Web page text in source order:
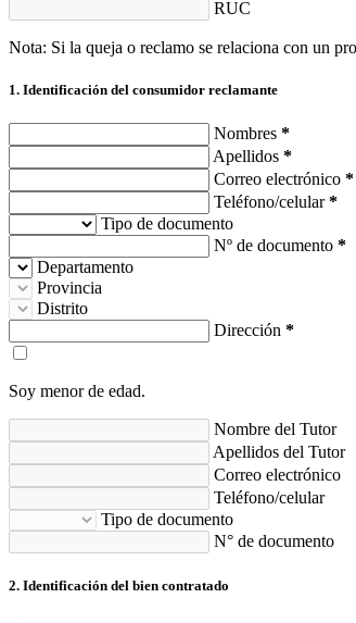
RUC
Nota: Si la queja o reclamo se relaciona con un
1. Identificación del consumidor reclamante
Nombres *
Apellidos *
Correo electrónico *
Teléfono/celular*
Tipo de documento
Nº de documento *
Departamento
Provincia
Distrito
Dirección *
Soy menor de edad.
Nombre del Tutor
Apellidos del Tutor
Correo electrónico
Teléfono/celular
Tipo de documento
N° de documento
2. Identificación del bien contratado